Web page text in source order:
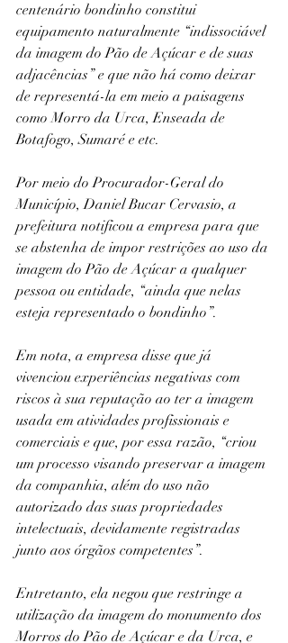
centenário bondinho constitui
equipamento naturalmente “indissociável
da imagem do Pão de Açúcar e de suas
adjacências” e que não há como deixar
de representá-la em meio a paisagens
como Morro da Urca, Enseada de
Botafogo, Sumaré e etc.
Por meio do Procurador-Geral do
Município, Daniel Bucar Cervasio, a
prefeitura notificou a empresa para que
se abstenha de impor restrições ao uso da
imagem do Pão de Açúcar a qualquer
pessoa ou entidade, “ainda que nelas
esteja representado o bondinho”.
Em nota, a empresa disse que já
vivenciou experiências negativas com
riscos à sua reputação ao ter a imagem
usada em atividades profissionais e
comerciais e que, por essa razão, “criou
um processo visando preservar a imagem
da companhia, além do uso não
autorizado das suas propriedades
intelectuais, devidamente registradas
junto aos órgãos competentes”.
Entretanto, ela negou que restringe a
utilização da imagem do monumento dos
Morros do Pão de Açúcar e da Urca, e